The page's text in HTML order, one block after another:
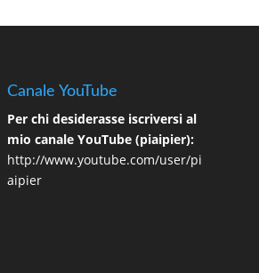
Canale YouTube
Per chi desiderasse iscriversi al
mio canale YouTube (piaipier):
http://www.youtube.com/user/pi
aipier